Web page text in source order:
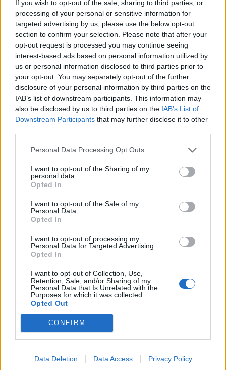
If you wish to opt-out of the sale, sharing to third parties, or
processing of your personal or sensitive information for
targeted advertising by us, please use the below opt-out
section to confirm your selection. Please note that after your
opt-out request is processed you may continue seeing
interest-based ads based on personal information utilized by
us or personal information disclosed to third parties prior to
your opt-out. You may separately opt-out of the further
disclosure of your personal information by third parties on the
IAB’s list of downstream participants. This information may
also be disclosed by us to third parties on the IAB’s List of
Downstream Participants that may further disclose it to other
Personal Data Processing Opt Outs
I want to opt-out of the Sharing of my
personal data.
Opted In
I want to opt-out of the Sale of my
Personal Data.
Opted In
I want to opt-out of processing my
Personal Data for Targeted Advertising.
Opted In
I want to opt-out of Collection, Use,
Retention, Sale, and/or Sharing of my
Personal Data that Is Unrelated with the
Purposes for which it was collected.
Opted Out
CONFIRM
Data Deletion Data Access Privacy Policy
Saranno 6 le squadre che si giocheranno
l'ultimo posto valido per la qualificazione in Serie
A passando per i playoff. Già qualificate per la
semifinale Spezia (terzo con 66 punti) e la
Cremonese (quarta con 61 punti), a queste si
aggiungono Juve Stabia, Catanzaro, Cesena e
Palermo. Nulla da fare per il Bari, sfumato
l'obiettivo principale della stagione.
Ufficializzato anche il playout, sarà
Frosinone-
Salernitana
la sfida dalla quale uscirà la quarta
e ultima squadra retrocessa del campionato.
in rimonta alla Reggiana.